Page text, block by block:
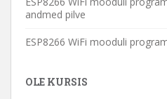
andmed pilve
ESP8266 WiFi mooduli
OLE KURSIS